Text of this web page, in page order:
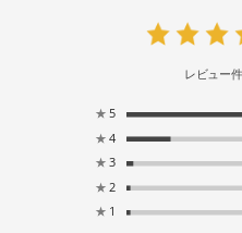
レビュー
★ 5
★ 4
★ 3
★ 2
★ 1